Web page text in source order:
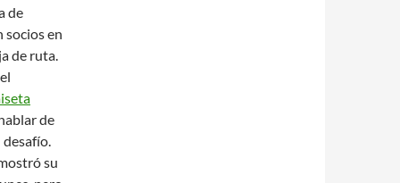
de
socios en
de ruta.
de
desafío.
su